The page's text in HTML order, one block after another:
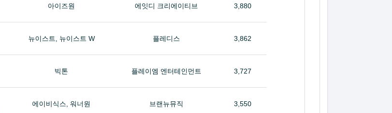
아이즈원 에잇디 크리에이티브 3,880
뉴이스트, 뉴이스트 W 플레디스 3,862
빅톤 플레이엠 엔터테인먼트 3,727
에이비식스, 워너원 브랜뉴뮤직 3,550